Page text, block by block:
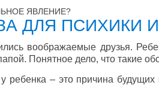
ЯВЛЕНИЕ?
ДЛЯ ПСИХИКИ
воображаемые друзья.
Понятное дело, что такие
ребенка – это причина